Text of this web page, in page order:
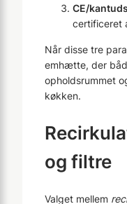
CE/
certificeret
Når disse tre
emhætte, der
opholdsrummet
køkken.
og filtre
Valget mellem